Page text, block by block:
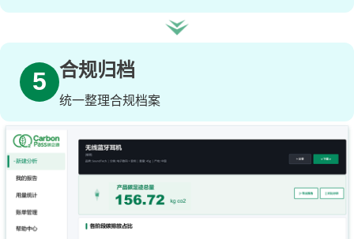
5 合规归档
统一整理合规档案